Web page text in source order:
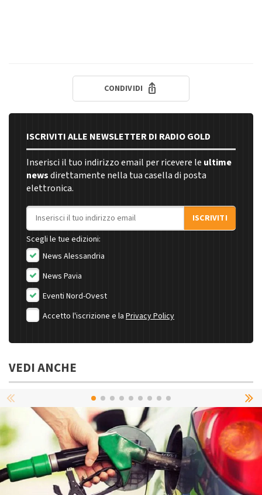
CONDIVIDI
ISCRIVITI ALLE NEWSLETTER DI RADIO GOLD
Inserisci il tuo indirizzo email per ricevere le ultime
newsdirettamente nella tua casella di posta
elettronica.
Indirizzo email
ISCRIVITI
Scegli le tue edizioni:
News Alessandria
News Pavia
Eventi Nord-Ovest
Accetto l'iscrizione e la Privacy Policy
VEDI ANCHE